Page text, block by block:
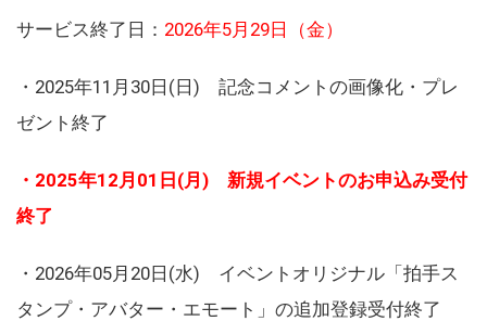
サービス終了日： 2026年5月29日（金）
・2025年11月30日(日) 記念コメントの画像化・プレ
ゼント終了
・2025年12月01日(月) 新規イベントのお申込み受付
終了
・2026年05月20日(水) イベントオリジナル「拍手ス
タンプ・アバター・エモート」の追加登録受付終了